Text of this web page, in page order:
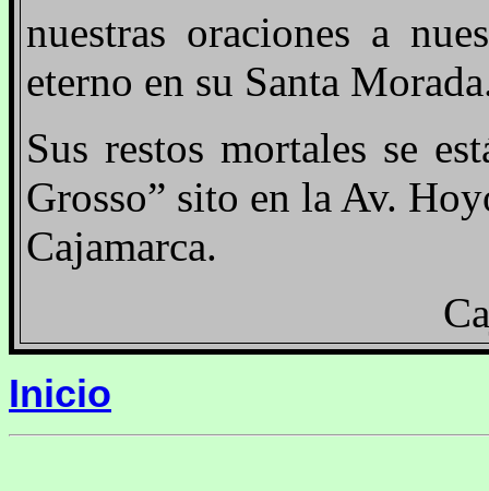
nuestras oraciones a
eterno en su Santa
Sus restos mortales se
Grosso” sito en la Av.
Cajamarca.
Inicio